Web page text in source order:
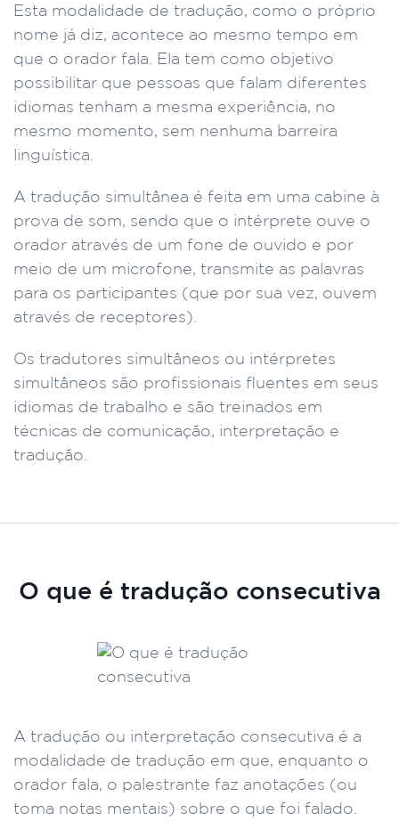
Esta modalidade de tradução, como o próprio
nome já diz, acontece ao mesmo tempo em
que o orador fala. Ela tem como objetivo
possibilitar que pessoas que falam diferentes
idiomas tenham a mesma experiência, no
mesmo momento, sem nenhuma barreira
linguística.
A tradução simultânea é feita em uma cabine à
prova de som, sendo que o intérprete ouve o
orador através de um fone de ouvido e por
meio de um microfone, transmite as palavras
para os participantes (que por sua vez, ouvem
através de receptores).
Os tradutores simultâneos ou intérpretes
simultâneos são profissionais fluentes em seus
idiomas de trabalho e são treinados em
técnicas de comunicação, interpretação e
tradução.
O que é tradução consecutiva
A tradução ou interpretação consecutiva é a
modalidade de tradução em que, enquanto o
orador fala, o palestrante faz anotações (ou
toma notas mentais) sobre o que foi falado.